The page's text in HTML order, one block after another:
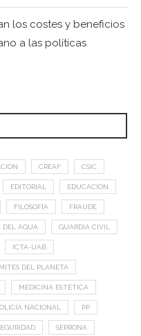
los costes y beneficios
a las políticas
CREAF CSIC
EDITORIAL EDUCACIÓN
FILOSOFÍA FRAUDE
DEL AGUA GUARDIA CIVIL
ICTA-UAB
DEL PLANETA
MEDICINA ESTÉTICA
NACIONAL PP
SEPRONA